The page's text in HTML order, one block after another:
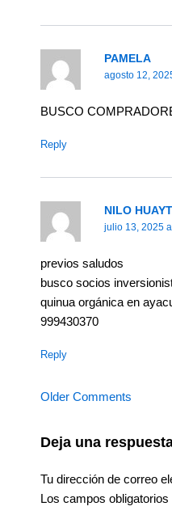
PAMELA
agosto 12,
BUSCO
Reply
NILO
julio 13, 2025
previos saludos
busco socios
quinua orgánica en
999430370
Reply
Older Comments
Deja una
Tu dirección de correo
Los campos